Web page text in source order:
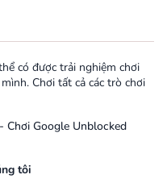
có được trải nghiệm chơi
Chơi tất cả các trò chơi
Chơi Google Unblocked
tôi